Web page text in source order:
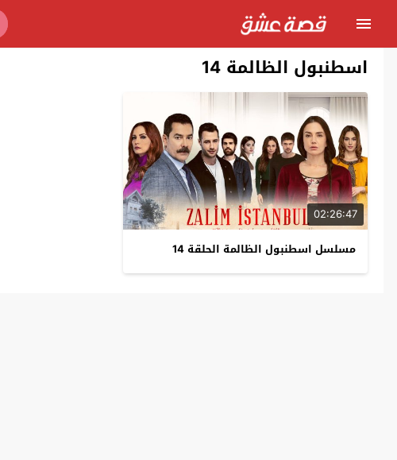
اسطنبول الظالمة 14
02:26:47
مسلسل اسطنبول الظالمة الحلقة 14